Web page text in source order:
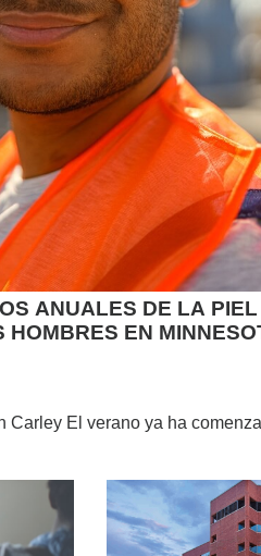
ANUALES DE LA
EN
Carley El verano ya ha